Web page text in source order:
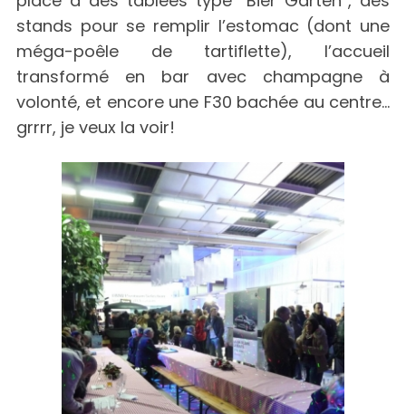
stands pour se remplir l’estomac (dont une
méga-poêle de tartiflette), l’accueil
transformé en bar avec champagne à
volonté, et encore une F30 bachée au centre…
grrrr, je veux la voir!